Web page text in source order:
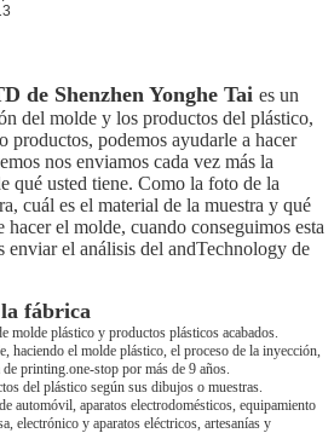
de Shenzhen Yonghe Tai es un
del molde y los productos del plástico,
productos, podemos ayudarle a hacer
nos enviamos cada vez más la
qué usted tiene. Como la foto de la
cuál es el material de la muestra y qué
hacer el molde, cuando conseguimos esta
enviar el análisis del andTechnology de
fábrica
molde plástico y productos plásticos acabados.
haciendo el molde plástico, el proceso de la inyección,
printing.one-stop por más de 9 años.
del plástico según sus dibujos o muestras.
automóvil, aparatos electrodomésticos, equipamiento
electrónico y aparatos eléctricos, artesanías y